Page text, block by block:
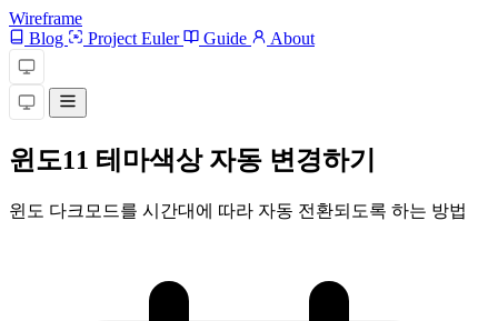
Wireframe
Blog
Project Euler Guide About
윈도11 테마색상 자동 변경하기
윈도 다크모드를 시간대에 따라 자동 전환되도록 하는 방법